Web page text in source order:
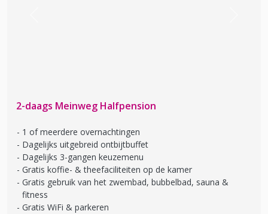
2-daags Meinweg Halfpension
1 of meerdere overnachtingen
Dagelijks uitgebreid ontbijtbuffet
Dagelijks 3-gangen keuzemenu
Gratis koffie- & theefaciliteiten op de kamer
Gratis gebruik van het zwembad, bubbelbad, sauna &
fitness
Gratis WiFi & parkeren